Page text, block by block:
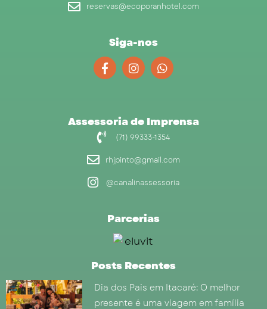
reservas@ecoporanhotel.com
Siga-nos
F
a
c
o
o
k
f
I
n
s
g
r
a
W
h
a
a
p
p
Assessoria de Imprensa
(71) 99333-1354
rhjpinto@gmail.com
@canalinassessoria
Parcerias
Posts Recentes
Dia dos Pais em Itacaré: O melhor
presente é uma viagem em família